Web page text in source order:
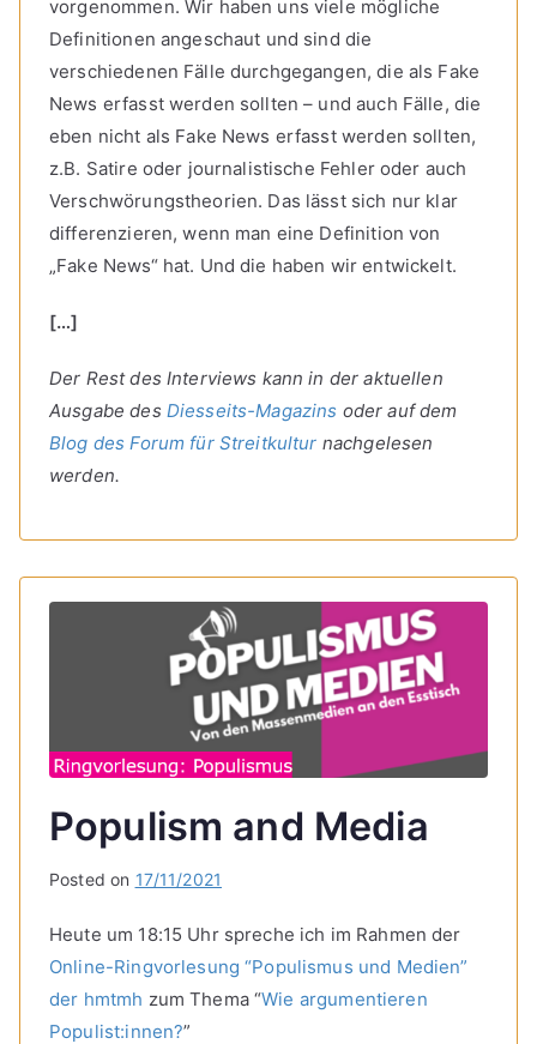
vorgenommen. Wir haben uns viele mögliche
Definitionen angeschaut und sind die
verschiedenen Fälle durchgegangen, die als Fake
News erfasst werden sollten – und auch Fälle, die
eben nicht als Fake News erfasst werden sollten,
z.B. Satire oder journalistische Fehler oder auch
Verschwörungstheorien. Das lässt sich nur klar
differenzieren, wenn man eine Definition von
„Fake News“ hat. Und die haben wir entwickelt.
[…]
Der Rest des Interviews kann in der aktuellen
Ausgabe des Diesseits-Magazins oder auf dem
Blog des Forum für Streitkultur nachgelesen
werden.
Populism and Media
Posted on 17/11/2021
Heute um 18:15 Uhr spreche ich im Rahmen der
Online-Ringvorlesung “Populismus und Medien”
der hmtmh zum Thema “Wie argumentieren
Populist:innen?”